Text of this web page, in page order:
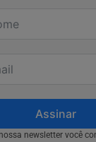
Assinar
newsletter você